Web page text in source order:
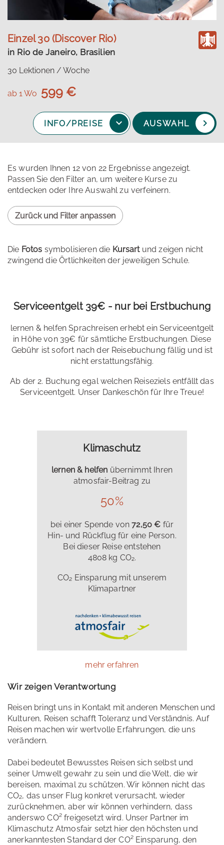
Einzel 30 (Discover Rio)
in Rio de Janeiro, Brasilien
30 Lektionen / Woche
ab 1 Wo 599 €
INFO/PREISE AUSWAHL
Es wurden Ihnen 12 von 22 Ergebnisse angezeigt.
Passen Sie den Filter an, um weitere Kurse zu
entdecken oder Ihre Auswahl zu verfeinern.
Zurück und Filter anpassen
Die Fotos symbolisieren die Kursartund zeigen nicht
zwingend die Örtlichkeiten der jeweiligen Schule.
Serviceentgelt 39€ - nur bei Erstbuchung
lernen & helfen Sprachreisen erhebt ein Serviceentgelt
in Höhe von 39€ für sämtliche Erstbuchungen. Diese
Gebühr ist sofort nach der Reisebuchung fällig und ist
nicht erstattungsfähig.
Ab der 2. Buchung egal welchen Reiseziels entfällt das
Serviceentgelt. Unser Dankeschön für Ihre Treue!
Klimaschutz
lernen & helfen übernimmt Ihren
atmosfair-Beitrag zu
50%
bei einer Spende von72,50 € für
Hin- und Rückflug für eine Person.
Bei dieser Reise entstehen
4808 kg CO₂.
CO₂ Einsparung mit unserem
Klimapartner
mehr erfahren
Wir zeigen Verantwortung
Reisen bringt uns in Kontakt mit anderen Menschen und
Kulturen, Reisen schafft Toleranz und Verständnis. Auf
Reisen machen wir wertvolle Erfahrungen, die uns
verändern.
Dabei bedeutet Bewusstes Reisen sich selbst und
seiner Umwelt gewahr zu sein und die Welt, die wir
bereisen, maximal zu schützen. Wir können nicht das
CO₂, das unser Flug konkret verursacht, wieder
zurücknehmen, aber wir können verhindern, dass
anderswo CO² freigesetzt wird. Unser Partner im
Klimaschutz Atmosfair setzt hier den höchsten und
anerkanntesten Standard der CO² Einsparung, den